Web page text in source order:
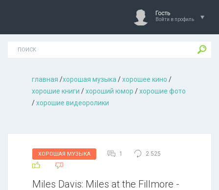
Гость
Войти в профиль
главная /хорошая музыкa /хорошее кино /
хорошие книги /хороший юмор /хорошие фото
/хорошие видеоролики
ХОРОШАЯ МУЗЫКА 1 2 525
Miles Davis: Miles at the Fillmore -